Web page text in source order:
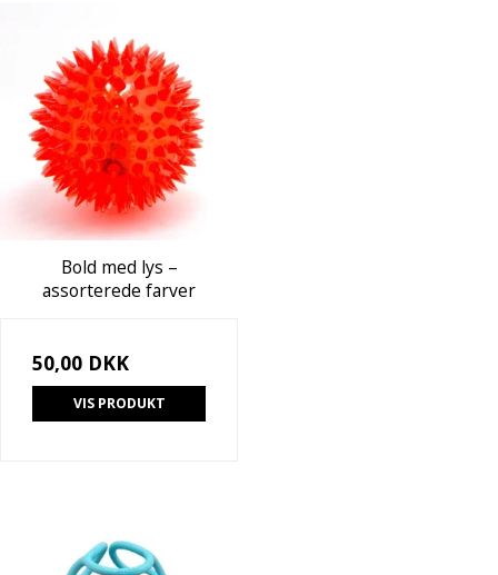
Bold med lys –
assorterede farver
50,00 DKK
VIS PRODUKT